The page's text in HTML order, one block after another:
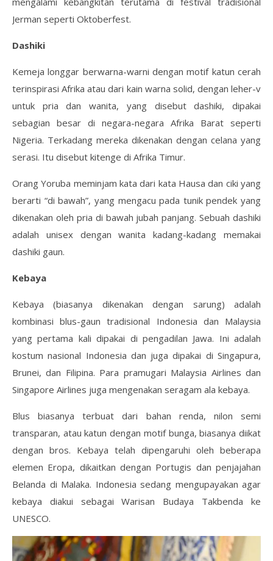
Jerman seperti Oktoberfest.
Dashiki
Kemeja longgar berwarna-warni dengan motif katun cerah
terinspirasi Afrika atau dari kain warna solid, dengan leher-v
untuk pria dan wanita, yang disebut dashiki, dipakai
sebagian besar di negara-negara Afrika Barat seperti
Nigeria. Terkadang mereka dikenakan dengan celana yang
serasi. Itu disebut kitenge di Afrika Timur.
Orang Yoruba meminjam kata dari kata Hausa dan ciki yang
berarti “di bawah”, yang mengacu pada tunik pendek yang
dikenakan oleh pria di bawah jubah panjang. Sebuah dashiki
adalah unisex dengan wanita kadang-kadang memakai
dashiki gaun.
Kebaya
Kebaya (biasanya dikenakan dengan sarung) adalah
kombinasi blus-gaun tradisional Indonesia dan Malaysia
yang pertama kali dipakai di pengadilan Jawa. Ini adalah
kostum nasional Indonesia dan juga dipakai di Singapura,
Brunei, dan Filipina. Para pramugari Malaysia Airlines dan
Singapore Airlines juga mengenakan seragam ala kebaya.
Blus biasanya terbuat dari bahan renda, nilon semi
transparan, atau katun dengan motif bunga, biasanya diikat
dengan bros. Kebaya telah dipengaruhi oleh beberapa
elemen Eropa, dikaitkan dengan Portugis dan penjajahan
Belanda di Malaka. Indonesia sedang mengupayakan agar
kebaya diakui sebagai Warisan Budaya Takbenda ke
UNESCO.